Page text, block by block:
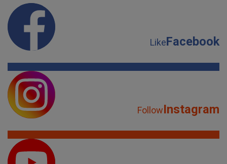
LikeFacebook
FollowInstagram